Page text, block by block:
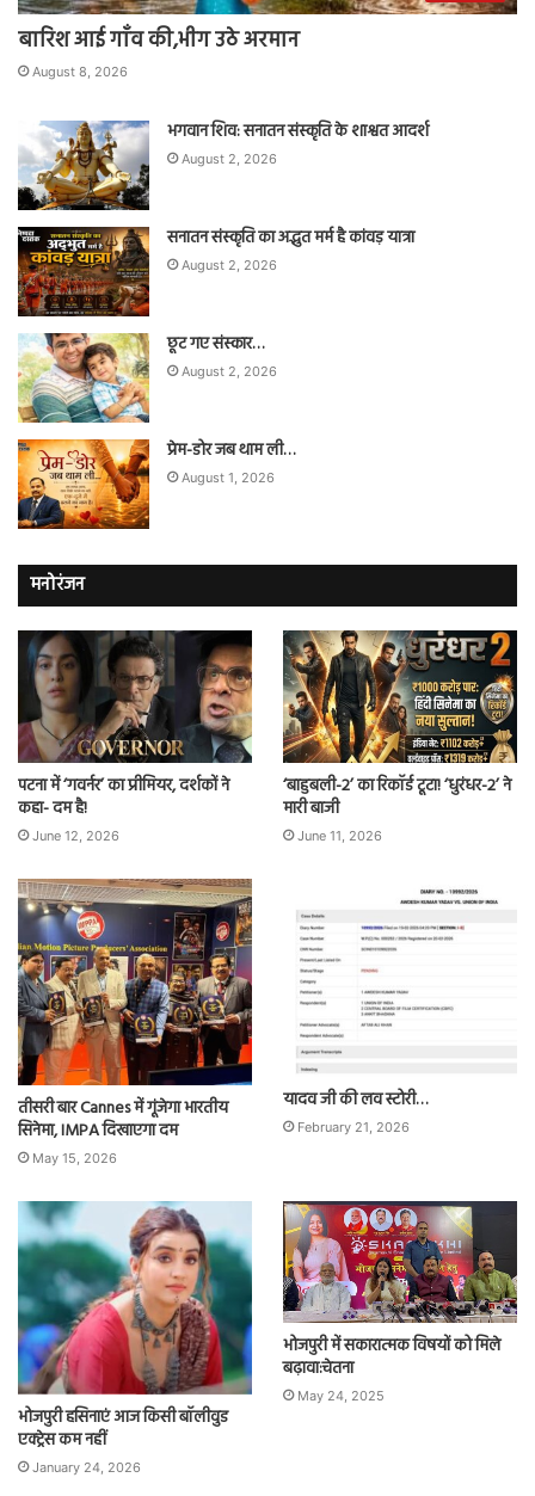
बारिश आई गाँव की,भीग उठे अरमान
August 8, 2026
भगवान शिव: सनातन संस्कृति के शाश्वत आदर्श
August 2, 2026
सनातन संस्कृति का अद्भुत मर्म है कांवड़ यात्रा
August 2, 2026
छूट गए संस्कार…
August 2, 2026
प्रेम-डोर जब थाम ली…
August 1, 2026
मनोरंजन
पटना में ‘गवर्नर’ का प्रीमियर, दर्शकों ने
कहा- दम है!
June 12, 2026
‘बाहुबली-2’ का रिकॉर्ड टूटा! ‘धुरंधर-2’ ने
मारी बाजी
June 11, 2026
तीसरी बार Cannes में गूंजेगा भारतीय
सिनेमा, IMPA दिखाएगा दम
May 15, 2026
यादव जी की लव स्टोरी…
February 21, 2026
भोजपुरी हसिनाएं आज किसी बॉलीवुड
एक्ट्रेस कम नहीं
January 24, 2026
भोजपुरी में सकारात्मक विषयों को मिले
बढ़ावा:चेतना
May 24, 2025